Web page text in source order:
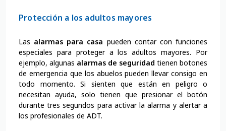
Protección a los adultos mayores
Las alarmas para casa pueden contar con funciones
especiales para proteger a los adultos mayores. Por
ejemplo, algunas alarmas de seguridad tienen botones
de emergencia que los abuelos pueden llevar consigo en
todo momento. Si sienten que están en peligro o
necesitan ayuda, solo tienen que presionar el botón
durante tres segundos para activar la alarma y alertar a
los profesionales de ADT.